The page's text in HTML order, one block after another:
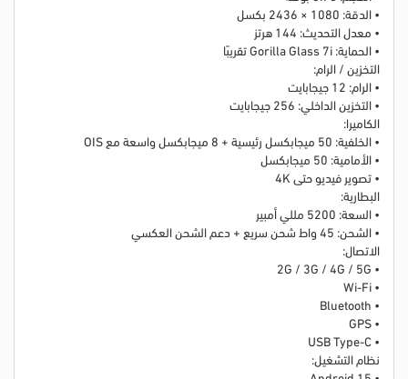
• الدقة: 1080 × 2436 بكسل
• معدل التحديث: 144 هرتز
• الحماية: Gorilla Glass 7i تقريبًا
التخزين / الرام:
• الرام: 12 جيجابايت
• التخزين الداخلي: 256 جيجابايت
الكاميرا:
• الخلفية: 50 ميجابكسل رئيسية + 8 ميجابكسل واسعة مع OIS
• الأمامية: 50 ميجابكسل
• تصوير فيديو حتى 4K
البطارية:
• السعة: 5200 مللي أمبير
• الشحن: 45 واط شحن سريع + دعم الشحن العكسي
الاتصال:
• 2G / 3G / 4G / 5G
• Wi-Fi
• Bluetooth
• GPS
• USB Type-C
نظام التشغيل: